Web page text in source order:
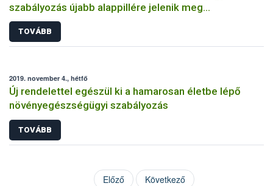
szabályozás újabb alappillére jelenik meg
novemberben
TOVÁBB
2019. november 4., hétfő
Új rendelettel egészül ki a hamarosan életbe lépő
növényegészségügyi szabályozás
TOVÁBB
Előző Következő